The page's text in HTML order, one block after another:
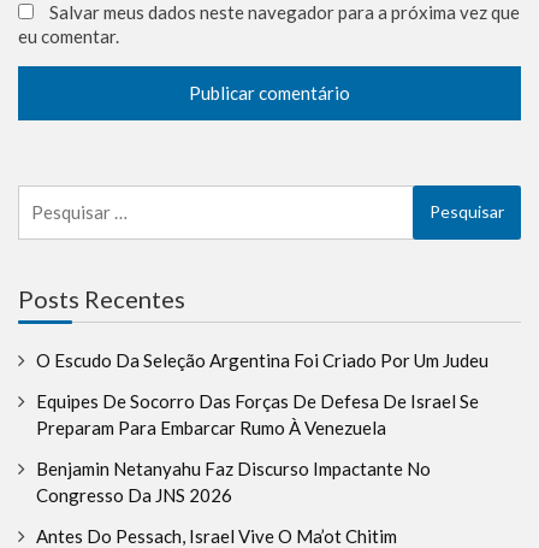
Salvar meus dados neste navegador para a próxima vez que
eu comentar.
por:
Posts Recentes
O Escudo Da Seleção Argentina Foi Criado Por Um Judeu
Equipes De Socorro Das Forças De Defesa De Israel Se
Preparam Para Embarcar Rumo À Venezuela
Benjamin Netanyahu Faz Discurso Impactante No
Congresso Da JNS 2026
Antes Do Pessach, Israel Vive O Ma’ot Chitim